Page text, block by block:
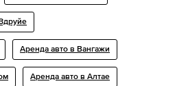
Аренда авто в Вангажи
Аренда авто в Алтае